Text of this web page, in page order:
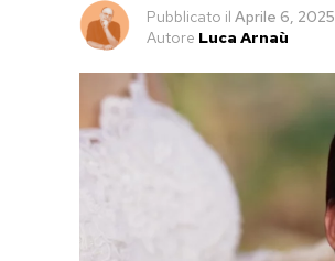
Pubblicato il Aprile 6, 2025
Autore Luca Arnaù